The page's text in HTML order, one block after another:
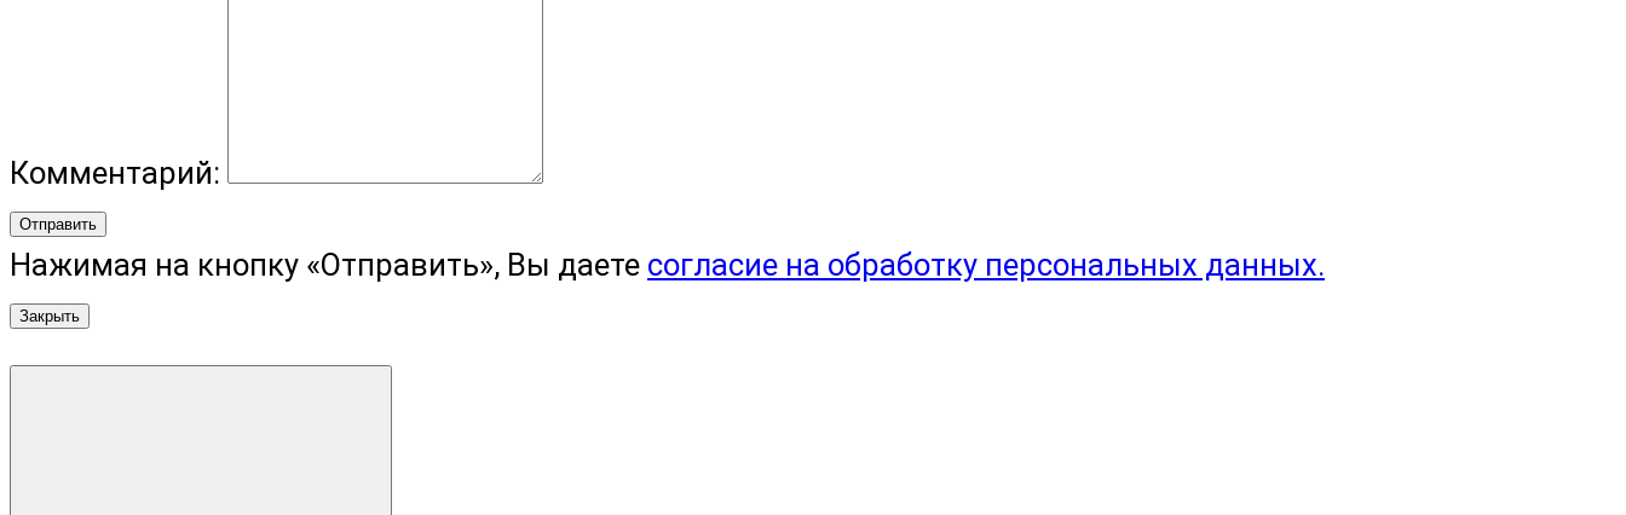
Комментарий:
Отправить
Нажимая на кнопку «Отправить», Вы даете согласие на обработку персональных данных.
Закрыть